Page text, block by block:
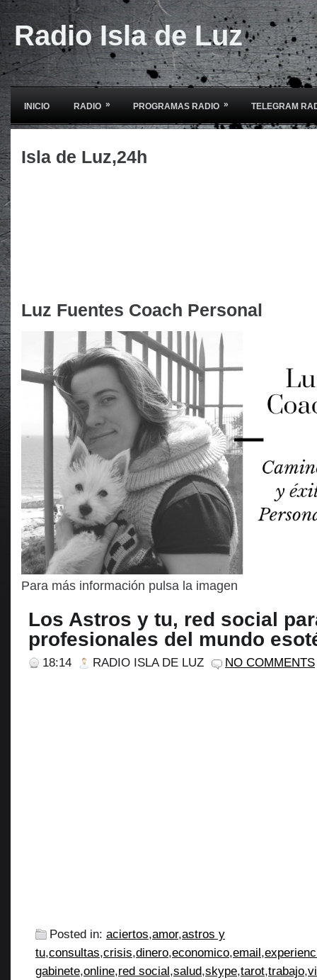
Radio Isla de Luz
INICIO RADIO » PROGRAMAS RADIO » TELEGRAM
Isla de Luz,24h
Luz Fuentes Coach Personal
Para más información pulsa la imagen
Los Astros y tu, red social
profesionales del mundo
18:14 RADIO ISLA DE LUZ NO COMMENTS
Posted in: aciertos,amor,astros y
tu,consultas,crisis,dinero,economico,email,
gabinete,online,red social,salud,skype,tarot,trabajo,